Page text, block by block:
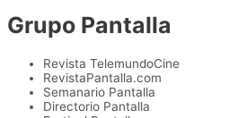
Grupo Pantalla
Revista TelemundoCine
RevistaPantalla.com
Semanario Pantalla
Directorio Pantalla